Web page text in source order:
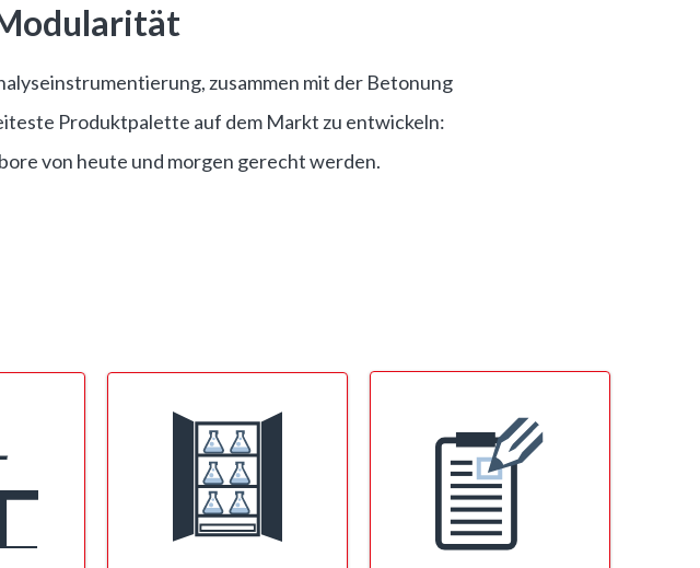
zusammen mit der Betonung
Produktpalette auf dem Markt zu entwickeln:
von heute und morgen gerecht werden.